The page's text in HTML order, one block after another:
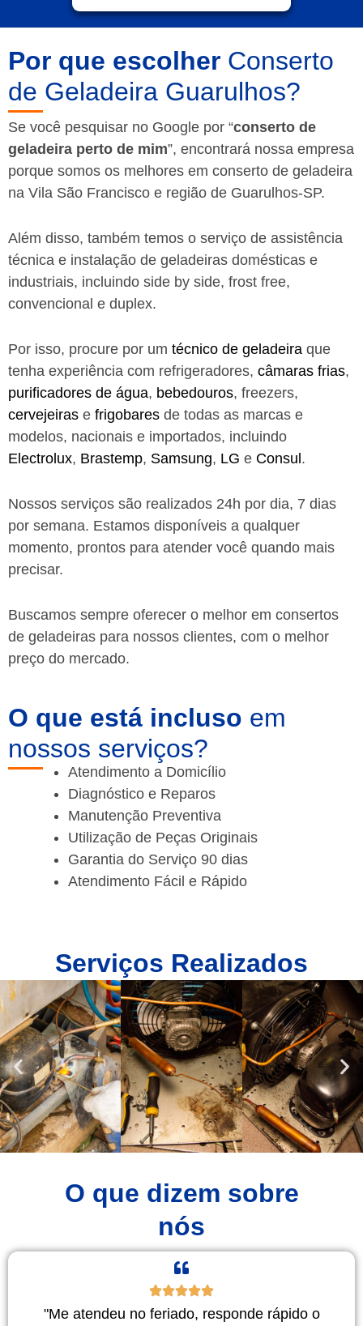
Por que escolher Conserto
de Geladeira Guarulhos?
Se você pesquisar no Google por “conserto de
geladeira perto de mim”, encontrará nossa empresa
porque somos os melhores em conserto de geladeira
na Vila São Francisco e região de Guarulhos-SP.
Além disso, também temos o serviço de assistência
técnica e instalação de geladeiras domésticas e
industriais, incluindo side by side, frost free,
convencional e duplex.
Por isso, procure por um técnico de geladeira que
tenha experiência com refrigeradores, câmaras frias,
purificadores de água, bebedouros, freezers,
cervejeiras e frigobares de todas as marcas e
modelos, nacionais e importados, incluindo
Electrolux, Brastemp, Samsung, LG e Consul .
Nossos serviços são realizados 24h por dia, 7 dias
por semana. Estamos disponíveis a qualquer
momento, prontos para atender você quando mais
precisar.
Buscamos sempre oferecer o melhor em consertos
de geladeiras para nossos clientes, com o melhor
preço do mercado.
O que está incluso em
nossos serviços?
Atendimento a Domicílio
Diagnóstico e Reparos
Manutenção Preventiva
Utilização de Peças Originais
Garantia do Serviço 90 dias
Atendimento Fácil e Rápido
Serviços Realizados
O que dizem sobre
nós
"Me atendeu no feriado, responde rápido o